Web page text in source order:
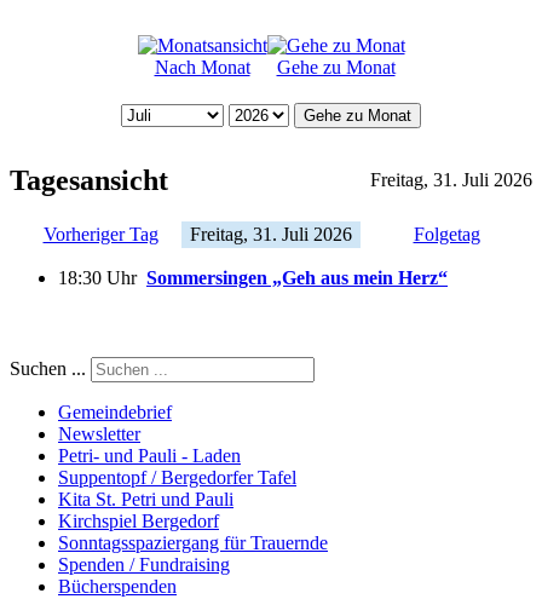
Nach Monat Gehe zu Monat
Gehe zu Monat
Tagesansicht Freitag, 31. Juli 2026
Vorheriger Tag Freitag, 31. Juli 2026 Folgetag
18:30 Uhr Sommersingen „Geh aus mein Herz“
Suchen ...
Gemeindebrief
Newsletter
Petri- und Pauli - Laden
Suppentopf / Bergedorfer Tafel
Kita St. Petri und Pauli
Kirchspiel Bergedorf
Sonntagsspaziergang für Trauernde
Spenden / Fundraising
Bücherspenden